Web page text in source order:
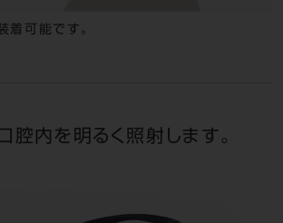
着可能です。
腔内を明るく照射します。